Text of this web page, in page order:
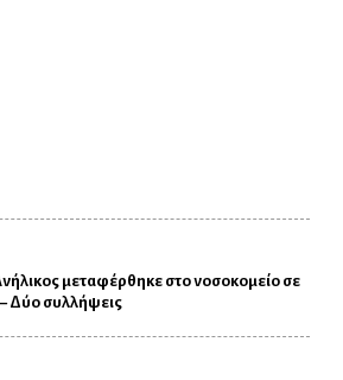
μεταφέρθηκε στο νοσοκομείο σε
Δύο συλλήψεις